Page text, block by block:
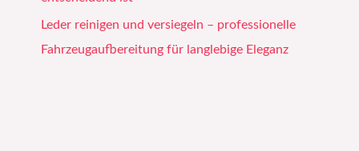
Leder reinigen und versiegeln – professionelle
Fahrzeugaufbereitung für langlebige Eleganz